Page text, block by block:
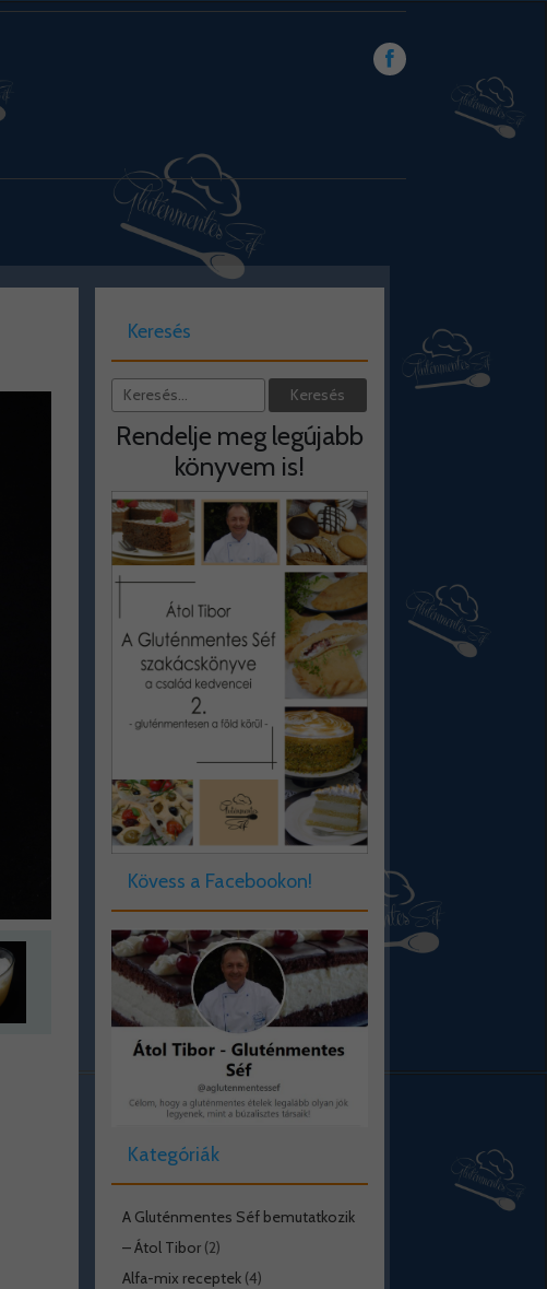
Keresés
Rendelje meg legújabb
könyvem is!
Kövess a Facebookon!
Kategóriák
A Gluténmentes Séf bemutatkozik
– Átol Tibor(2)
Alfa-mix receptek(4)